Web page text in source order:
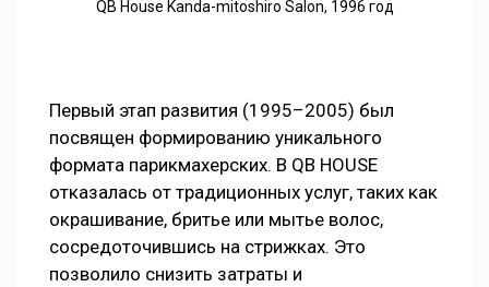
QB House Kanda-mitoshiro Salon, 1996 год
Первый этап развития (1995–2005) был
посвящен формированию уникального
формата парикмахерских. В QB HOUSE
отказалась от традиционных услуг, таких как
окрашивание, бритье или мытье волос,
сосредоточившись на стрижках. Это
позволило снизить затраты и